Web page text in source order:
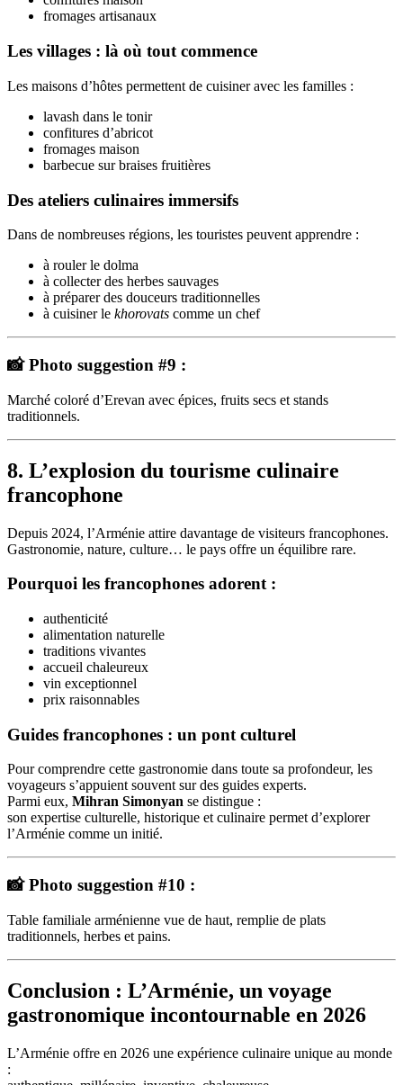
fromages artisanaux
Les villages : là où tout commence
Les maisons d’hôtes permettent de cuisiner avec les familles :
lavash dans le tonir
confitures d’abricot
fromages maison
barbecue sur braises fruitières
Des ateliers culinaires immersifs
Dans de nombreuses régions, les touristes peuvent apprendre :
à rouler le dolma
à collecter des herbes sauvages
à préparer des douceurs traditionnelles
à cuisiner le khorovats comme un chef
📸 Photo suggestion #9 :
Marché coloré d’Erevan avec épices, fruits secs et stands
traditionnels.
8. L’explosion du tourisme culinaire
francophone
Depuis 2024, l’Arménie attire davantage de visiteurs francophones.
Gastronomie, nature, culture… le pays offre un équilibre rare.
Pourquoi les francophones adorent :
authenticité
alimentation naturelle
traditions vivantes
accueil chaleureux
vin exceptionnel
prix raisonnables
Guides francophones : un pont culturel
Pour comprendre cette gastronomie dans toute sa profondeur, les
voyageurs s’appuient souvent sur des guides experts.
Parmi eux, Mihran Simonyan se distingue :
son expertise culturelle, historique et culinaire permet d’explorer
l’Arménie comme un initié.
📸 Photo suggestion #10 :
Table familiale arménienne vue de haut, remplie de plats
traditionnels, herbes et pains.
Conclusion : L’Arménie, un voyage
gastronomique incontournable en 2026
L’Arménie offre en 2026 une expérience culinaire unique au monde
: